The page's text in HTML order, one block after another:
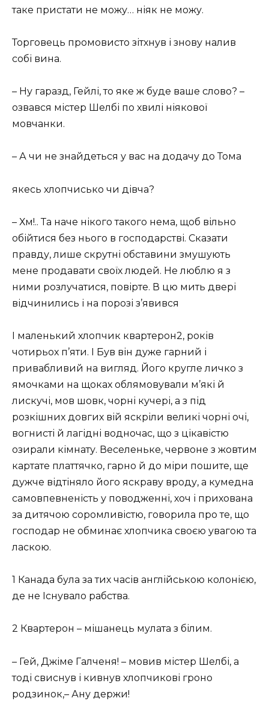
таке пристати не можу… ніяк не можу.
Торговець промовисто зітхнув і знову налив
собі вина.
– Ну гаразд, Гейлі, то яке ж буде ваше слово? –
озвався містер Шелбі по хвилі ніякової
мовчанки.
– А чи не знайдеться у вас на додачу до Тома
якесь хлопчисько чи дівча?
– Хм!.. Та наче нікого такого нема, щоб вільно
обійтися без нього в господарстві. Сказати
правду, лише скрутні обставини змушують
мене продавати своїх людей. Не люблю я з
ними розлучатися, повірте. В цю мить двері
відчинились і на порозі з’явився
І маленький хлопчик квартерон2, років
чотирьох п’яти. І Був він дуже гарний і
привабливий на вигляд. Його кругле личко з
ямочками на щоках облямовували м’які й
лискучі, мов шовк, чорні кучері, а з під
розкішних довгих вій яскріли великі чорні очі,
вогнисті й лагідні водночас, що з цікавістю
озирали кімнату. Веселеньке, червоне з жовтим
картате платтячко, гарно й до міри пошите, ще
дужче відтіняло його яскраву вроду, а кумедна
самовпевненість у поводженні, хоч і прихована
за дитячою соромливістю, говорила про те, що
господар не обминає хлопчика своєю увагою та
ласкою.
1 Канада була за тих часів англійською колонією,
де не Існувало рабства.
2 Квартерон – мішанець мулата з білим.
– Гей, Джіме Галченя! – мовив містер Шелбі, а
тоді свиснув і кивнув хлопчикові гроно
родзинок,– Ану держи!